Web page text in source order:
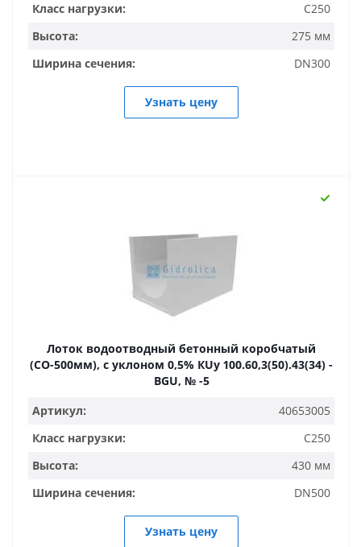
Класс нагрузки:
C250
Высота:
275 мм
Ширина сечения:
DN300
Узнать цену
Лоток водоотводный бетонный коробчатый
(СО-500мм), с уклоном 0,5% КUу 100.60,3(50).43(34) -
BGU, № -5
Артикул:
40653005
Класс нагрузки:
C250
Высота:
430 мм
Ширина сечения:
DN500
Узнать цену